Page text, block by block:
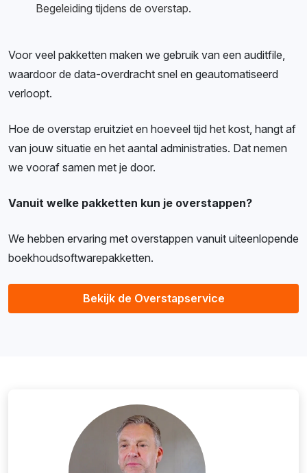
Begeleiding tijdens de overstap.
Voor veel pakketten maken we gebruik van een auditfile,
waardoor de data-overdracht snel en geautomatiseerd
verloopt.
Hoe de overstap eruitziet en hoeveel tijd het kost, hangt af
van jouw situatie en het aantal administraties. Dat nemen
we vooraf samen met je door.
Vanuit welke pakketten kun je overstappen?
We hebben ervaring met overstappen vanuit uiteenlopende
boekhoudsoftwarepakketten.
Bekijk de Overstapservice